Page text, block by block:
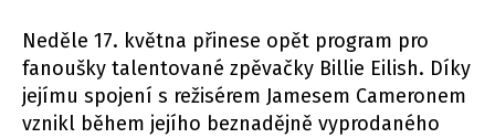
Neděle 17. května přinese opět program pro
fanoušky talentované zpěvačky Billie Eilish. Díky
jejímu spojení s režisérem Jamesem Cameronem
vznikl během jejího beznadějně vyprodaného